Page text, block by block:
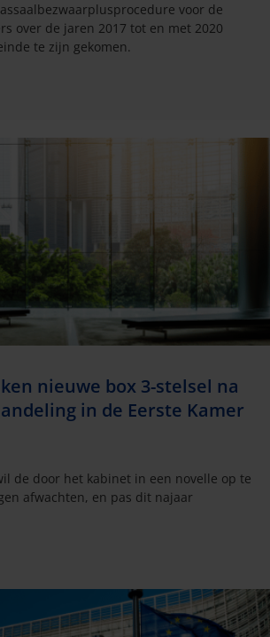
voor de
over de jaren 2017 tot en met 2020
te zijn gekomen.
nieuwe box 3-stelsel na
in de Eerste Kamer
de door het kabinet in een novelle op te
afwachten, en pas dit najaar